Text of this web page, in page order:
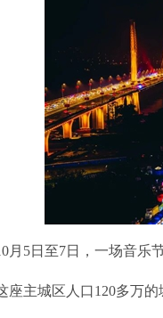
5日至7日，一场音乐节
城区人口120多万的城